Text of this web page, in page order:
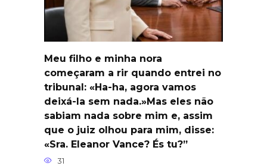
Meu filho e minha nora
começaram a rir quando entrei no
tribunal: «Ha-ha, agora vamos
deixá-la sem nada.»Mas eles não
sabiam nada sobre mim e, assim
que o juiz olhou para mim, disse:
«Sra. Eleanor Vance? És tu?”
31